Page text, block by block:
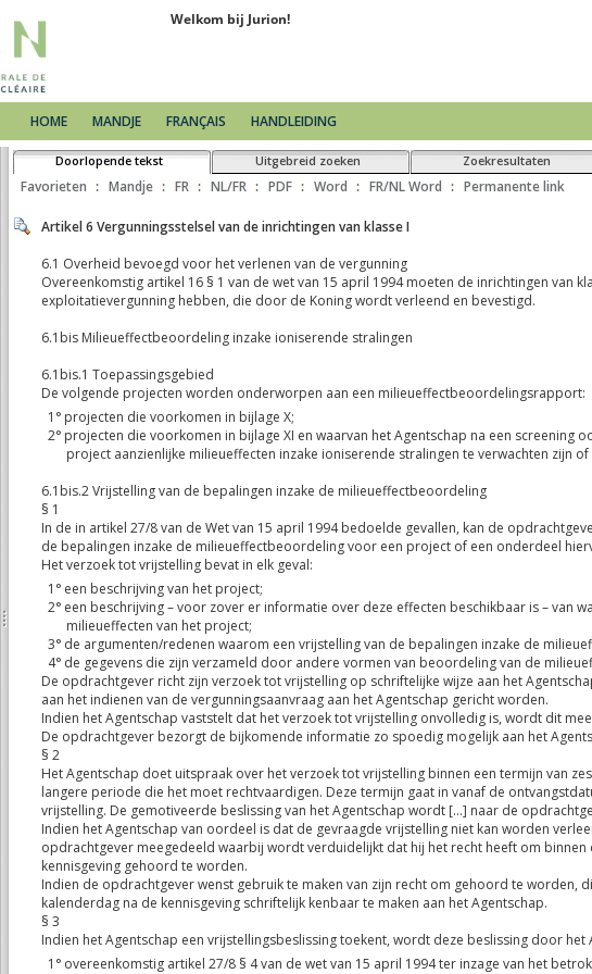
HOME MANDJE FRANÇAIS HANDLEIDING
betreffende het vervoer van gevaarlijke goederen van de klasse 7 en houdende de
als vervoerder van nucleaire stoffen
als exploitant van een kerninstallatie
fysieke beveiliging van het kernmateriaal en de nucleaire installaties en het KB van 30/
2, b), van de wet van 7/12/16 tot wijziging van de wet van 22/07/85 betreffende de
van 7 mei 2017 tot wijziging van de wet van 15 april 1994 wat betreft de organisatie van de
aansprakelijkheid op het gebied van de kernenergie
Radio-elementen als exploitant van een kerninstallatie
van een blootstellingsregister in het kader van het dosimetrisch toezicht aan het FANC
van nucleaire stoffen
als exploitant van een kerninstallatie
wet
- FANC
inspecteurs
Doorlopende tekst Uitgebreid zoeken Zoekresultaten
Favorieten Mandje FR NL/FR PDF Word FR/NL Word Permanente link